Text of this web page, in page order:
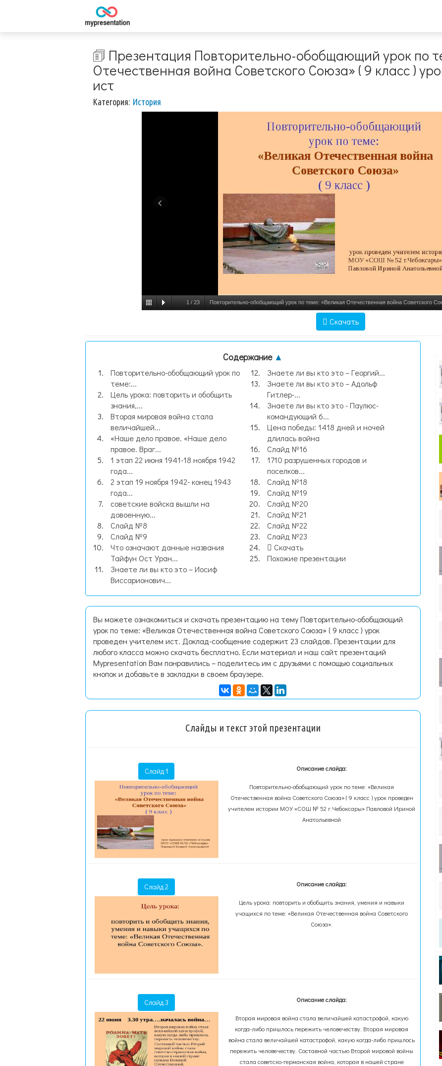
🗊 Презентация Повторительно-обобщающий урок по
Отечественная война Советского Союза» ( 9 класс )
ист
Категория: История
1 / 23 Повторительно-обобщающий урок по теме: «Великая Отечественная война Советского
Скачать
Содержание ▲
Повторительно-обобщающий урок по
теме:...
Цель урока: повторить и обобщить
знания,...
Вторая мировая война стала
величайшей...
«Наше дело правое. «Наше дело
правое. Враг...
1 этап 22 июня 1941-18 ноября 1942
года...
2 этап 19 ноября 1942- конец 1943
года...
советские войска вышли на
довоенную...
Слайд №8
Слайд №9
Что означают данные названия
Тайфун Ост Уран...
Знаете ли вы кто это – Иосиф
Виссарионович...
Знаете ли вы кто это – Георгий...
Знаете ли вы кто это – Адольф
Гитлер-...
Знаете ли вы кто это - Паулюс-
командующий 6...
Цена победы: 1418 дней и ночей
длилась война
Слайд №16
1710 разрушенных городов и
поселков...
Слайд №18
Слайд №19
Слайд №20
Слайд №21
Слайд №22
Слайд №23
Скачать
Похожие презентации
Вы можете ознакомиться и скачать презентацию на тему Повторительно-обобщающий
урок по теме: «Великая Отечественная война Советского Союза» ( 9 класс ) урок
проведен учителем ист. Доклад-сообщение содержит 23 слайдов. Презентации для
любого класса можно скачать бесплатно. Если материал и наш сайт презентаций
Mypresentation Вам понравились – поделитесь им с друзьями с помощью социальных
кнопок и добавьте в закладки в своем браузере.
Слайды и текст этой презентации
Слайд 1 Описание слайда:
Повторительно-обобщающий урок по теме: «Великая
Отечественная война Советского Союза» ( 9 класс ) урок проведен
учителем истории МОУ «СОШ № 52 г.Чебоксары» Павловой Ириной
Анатольевной
Слайд 2 Описание слайда:
Цель урока: повторить и обобщить знания, умения и навыки
учащихся по теме: «Великая Отечественная война Советского
Союза».
Слайд 3 Описание слайда:
Вторая мировая война стала величайшей катастрофой, какую
когда-либо пришлось пережить человечеству. Вторая мировая
война стала величайшей катастрофой, какую когда-либо пришлось
пережить человечеству. Составной частью Второй мировой войны
стала советско-германская война, которая в нашей стране